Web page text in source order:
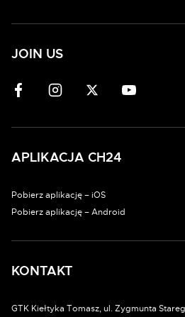
JOIN US
APLIKACJA CH24
Pobierz aplikację – iOS
Pobierz aplikację – Android
KONTAKT
GTK Kiełtyka Tomasz, ul. Zygmunta